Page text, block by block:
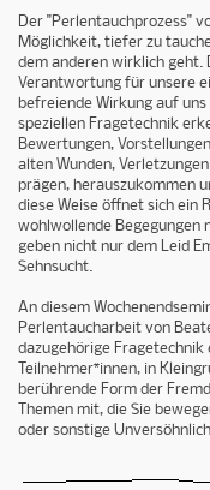
Der "Perlentauchprozess"
Möglichkeit, tiefer zu
dem anderen wirklich geht.
Verantwortung für unsere
befreiende Wirkung auf
speziellen Fragetechnik
Bewertungen,
alten Wunden,
prägen, herauszukommen
diese Weise öffnet sich ein
wohlwollende Begegungen
geben nicht nur dem Leid
Sehnsucht.
An diesem
Perlentaucharbeit von
dazugehörige
Teilnehmer*innen, in
berührende Form der
Themen mit, die Sie
oder sonstige